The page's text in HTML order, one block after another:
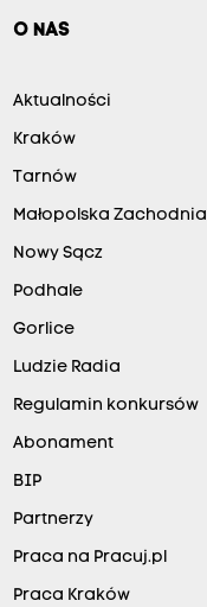
O NAS
Aktualności
Kraków
Tarnów
Małopolska Zachodnia
Nowy Sącz
Podhale
Gorlice
Ludzie Radia
Regulamin konkursów
Abonament
BIP
Partnerzy
Praca na Pracuj.pl
Praca Kraków